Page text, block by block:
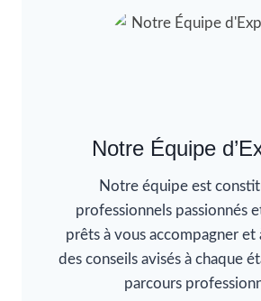
Notre Équipe
Notre équipe est
professionnels passionnés
prêts à vous accompagner et
des conseils avisés à chaque
parcours